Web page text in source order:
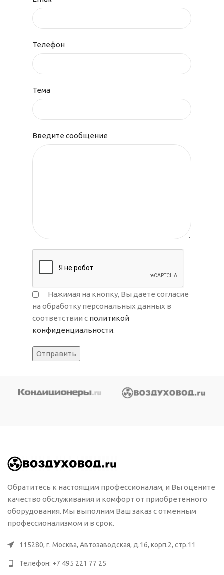
Телефон
Тема
Введите сообщение
Нажимая на кнопку, Вы даете согласие
на обработку персональных данных в
соответствии с политикой
конфиденциальности.
Обратитесь к настоящим профессионалам, и Вы оцените
качество обслуживания и комфорт от приобретенного
оборудования. Мы выполним Ваш заказ с отменным
профессионализмом и в срок.
115280, г. Москва, Автозаводская, д.16, корп.2, стр.11
Телефон: +7 495 221 77 25